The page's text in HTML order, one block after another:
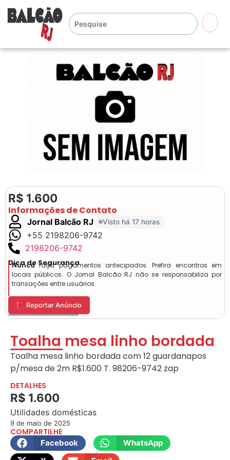
R$ 1.600
Informações de Contato
Jornal Balcão RJ Visto há 17 horas
+55 2198206-9742
2198206-9742
Dica de Segurança
Nuncafaça pagamentos antecipados. Prefira encontros em
locais públicos. O Jornal Balcão RJ não se responsabiliza por
transações entre usuários.
🚩 Reportar Anúncio
Toalha mesa linho bordada
Toalha mesa linho bordada com 12 guardanapos
p/mesa de 2m R$1.600 T. 98206-9742 zap
DETALHES
R$ 1.600
Utilidades domésticas
9 de maio de 2025
COMPARTILHE
Facebook
WhatsApp